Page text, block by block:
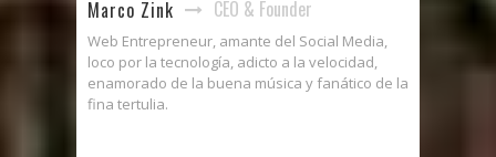
Marco Zink CEO & Founder
Web Entrepreneur, amante del Social Media,
loco por la tecnología, adicto a la velocidad,
enamorado de la buena música y fanático de la
fina tertulia.